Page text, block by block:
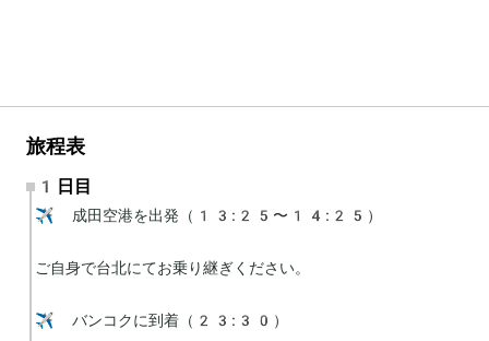
旅程表
1日目
✈️ 成田空港を出発（13:25〜14:25）
ご自身で台北にてお乗り継ぎください。
✈️ バンコクに到着（23:30）